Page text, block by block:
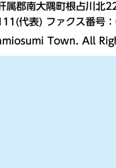
属郡南大隅町根占川北
代表) ファクス番号
Town. All